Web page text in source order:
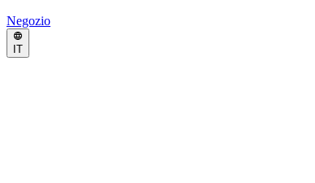
Negozio
IT